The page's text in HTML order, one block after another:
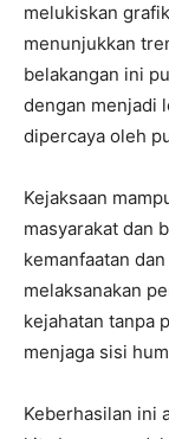
melukiskan
menunjukkan
belakangan ini
dengan menjadi
dipercaya oleh
Kejaksaan
masyarakat dan
kemanfaatan
melaksanakan
kejahatan tanpa
menjaga sisi
Keberhasilan ini